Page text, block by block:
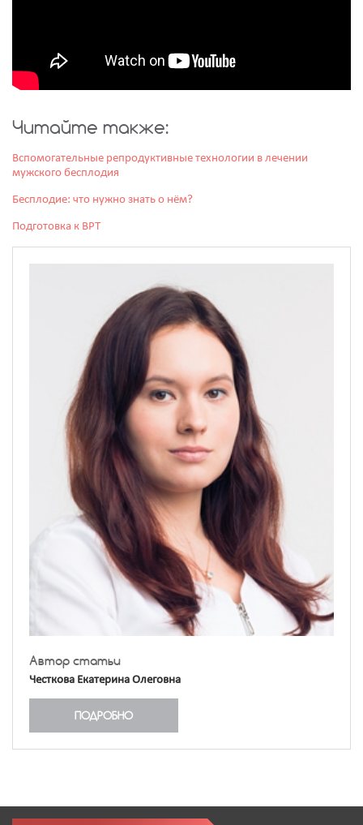
Читайте также:
Вспомогательные репродуктивные технологии в лечении
мужского бесплодия
Бесплодие: что нужно знать о нём?
Подготовка к ВРТ
Автор статьи
Честкова Екатерина Олеговна
ПОДРОБНО